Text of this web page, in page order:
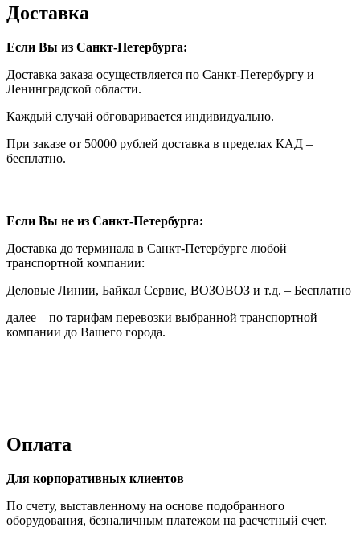
Доставка
Если Вы из Санкт-Петербурга:
Доставка заказа осуществляется по Санкт-Петербургу и
Ленинградской области.
Каждый случай обговаривается индивидуально.
При заказе от 50000 рублей доставка в пределах КАД –
бесплатно.
Если Вы не из Санкт-Петербурга:
Доставка до терминала в Санкт-Петербурге любой
транспортной компании:
Деловые Линии, Байкал Сервис, ВОЗОВОЗ и т.д. – Бесплатно
далее – по тарифам перевозки выбранной транспортной
компании до Вашего города.
Оплата
Для корпоративных клиентов
По счету, выставленному на основе подобранного
оборудования, безналичным платежом на расчетный счет.